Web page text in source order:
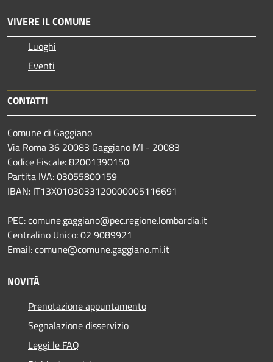
VIVERE IL COMUNE
Luoghi
Eventi
CONTATTI
Comune di Gaggiano
Via Roma 36 20083 Gaggiano MI - 20083
Codice Fiscale: 82001390150
Partita IVA: 03055800159
IBAN: IT13X0103033120000005116691
PEC: comune.gaggiano@pec.regione.lombardia.it
Centralino Unico: 02 9089921
Email: comune@comune.gaggiano.mi.it
NOVITÀ
Prenotazione appuntamento
Segnalazione disservizio
Leggi le FAQ